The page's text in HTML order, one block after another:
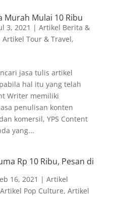
Murah Mulai 10 Ribu
3, 2021 | Artikel Berita &
Artikel Tour & Travel,
jasa tulis artikel
hal itu yang telah
Writer memiliki
penulisan konten
komersil, YPS Content
yang...
Rp 10 Ribu, Pesan di
16, 2021 | Artikel
Artikel Pop Culture, Artikel